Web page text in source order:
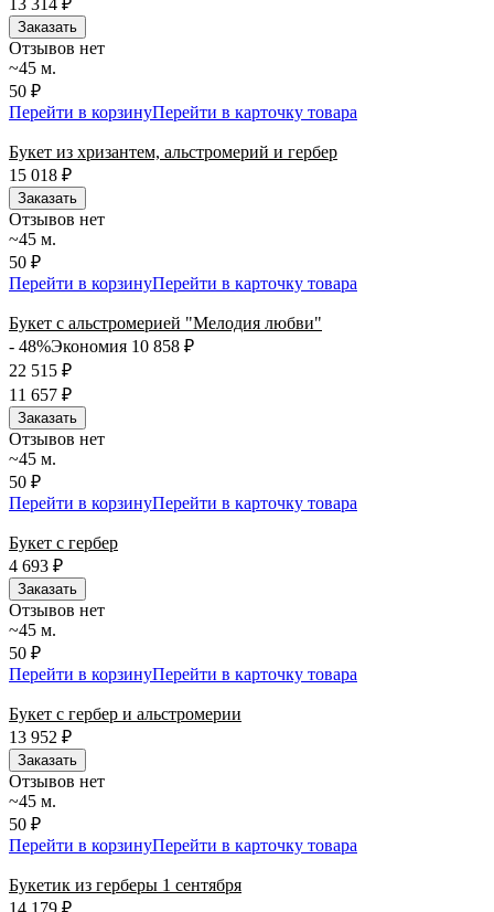
₽
Заказать
Отзывов нет
~45 м.
50 ₽
Перейти в корзинуПерейти в карточку товара
Букет из хризантем, альстромерий и гербер
15 018 ₽
Заказать
Отзывов нет
~45 м.
50 ₽
Перейти в корзинуПерейти в карточку товара
Букет с альстромерией "Мелодия любви"
- 48%Экономия 10 858 ₽
22 515 ₽
11 657 ₽
Заказать
Отзывов нет
~45 м.
50 ₽
Перейти в корзинуПерейти в карточку товара
Букет с гербер
4 693 ₽
Заказать
Отзывов нет
~45 м.
50 ₽
Перейти в корзинуПерейти в карточку товара
Букет с гербер и альстромерии
13 952 ₽
Заказать
Отзывов нет
~45 м.
50 ₽
Перейти в корзинуПерейти в карточку товара
Букетик из герберы 1 сентября
14 179 ₽